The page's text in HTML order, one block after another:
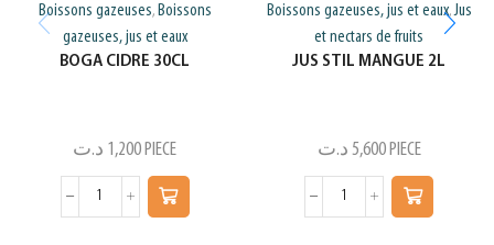
Boissons gazeuses, Boissons
gazeuses, jus et eaux
BOGA CIDRE 30CL
1,200 د.ت PIECE
Boissons gazeuses, jus et eaux,Jus
et nectars de fruits
JUS STIL MANGUE 2L
5,600 د.ت PIECE